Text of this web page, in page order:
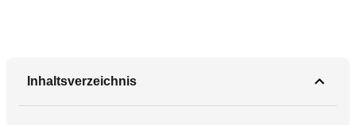
Inhaltsverzeichnis